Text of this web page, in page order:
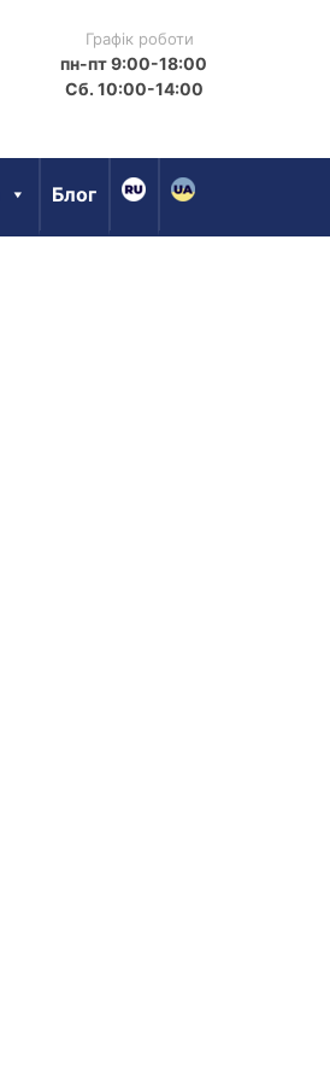
Графiк роботи
пн-пт 9:00-18:00
Сб. 10:00-14:00
Блог